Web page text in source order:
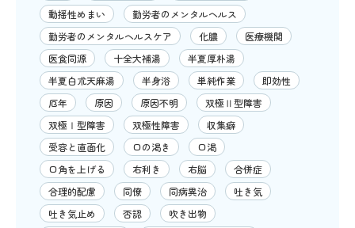
動揺性めまい
勤労者のメンタルヘルス
勤労者のメンタルヘルスケア
化膿
医療機関
医食同源
十全大補湯
半夏厚朴湯
半夏白朮天麻湯
半身浴 単純作業
即効性
厄年
原因 原因不明
双極Ⅱ型障害
双極Ⅰ型障害
双極性障害
収集癖
受容と直面化
口の渇き
口渇
口角を上げる
右利き 右脳
合併症
合理的配慮
同僚 同病異治
吐き気
吐き気止め
否認
吹き出物